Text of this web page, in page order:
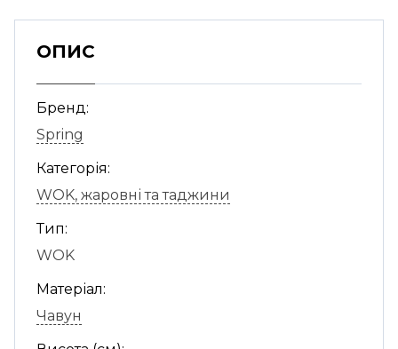
ОПИС
Бренд:
Spring
Категорія:
WOK, жаровні та таджини
Тип:
WOK
Матеріал:
Чавун